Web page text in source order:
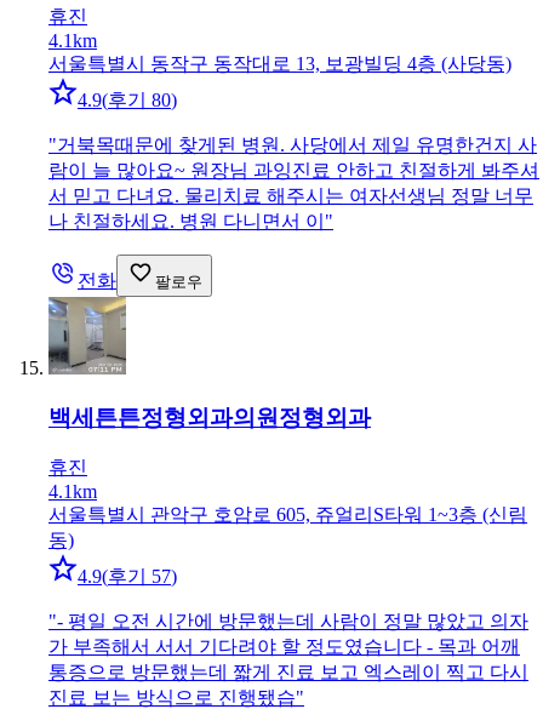
휴진
4.1km
서울특별시 동작구 동작대로 13, 보광빌딩 4층 (사당동)
4.9(후기 80)
"거북목때문에 찾게된 병원. 사당에서 제일 유명한건지 사
람이 늘 많아요~ 원장님 과잉진료 안하고 친절하게 봐주셔
서 믿고 다녀요. 물리치료 해주시는 여자선생님 정말 너무
나 친절하세요. 병원 다니면서 이 "
전화 팔로우
백세튼튼정형외과의원 정형외과
휴진
4.1km
서울특별시 관악구 호암로 605, 쥬얼리S타워 1~3층 (신림
동)
4.9(후기 57)
"- 평일 오전 시간에 방문했는데 사람이 정말 많았고 의자
가 부족해서 서서 기다려야 할 정도였습니다 - 목과 어깨
통증으로 방문했는데 짧게 진료 보고 엑스레이 찍고 다시
진료 보는 방식으로 진행됐습"